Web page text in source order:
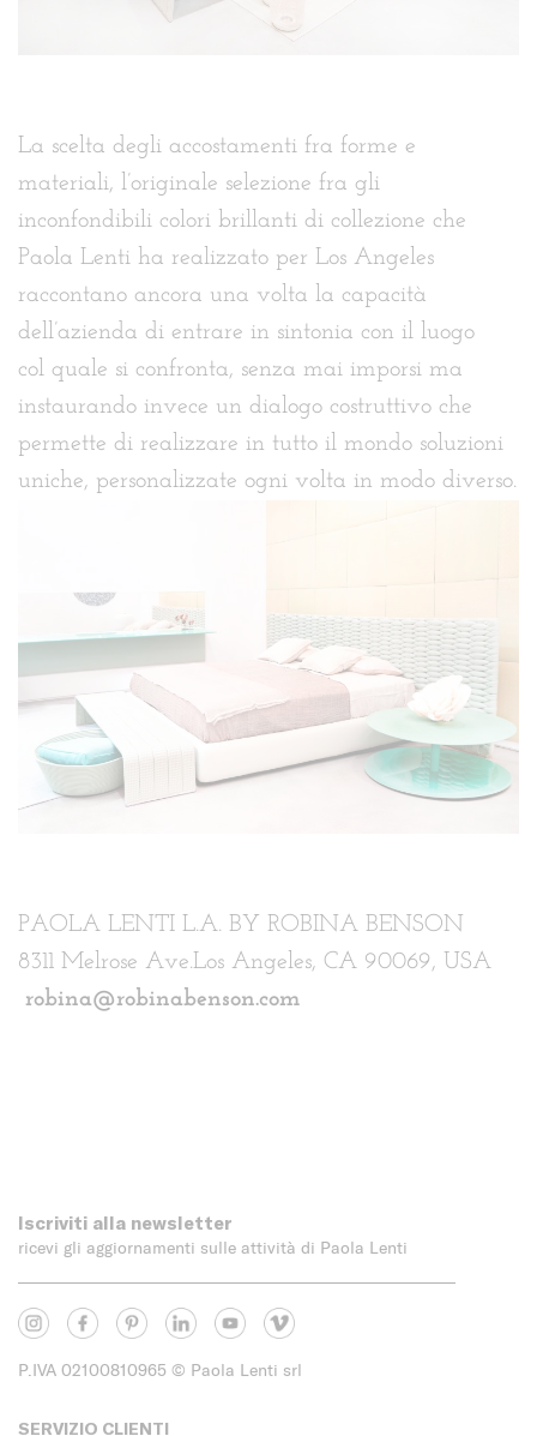
La scelta degli accostamenti fra forme e
materiali, l’originale selezione fra gli
inconfondibili colori brillanti di collezione che
Paola Lenti ha realizzato per Los Angeles
raccontano ancora una volta la capacità
dell’azienda di entrare in sintonia con il luogo
col quale si confronta, senza mai imporsi ma
instaurando invece un dialogo costruttivo che
permette di realizzare in tutto il mondo soluzioni
uniche, personalizzate ogni volta in modo diverso.
PAOLA LENTI L.A. BY ROBINA BENSON
8311 Melrose Ave.Los Angeles, CA 90069, USA
robina@robinabenson.com
Iscriviti alla newsletter
ricevi gli aggiornamenti sulle attività di Paola Lenti
P.IVA 02100810965 © Paola Lenti srl
SERVIZIO CLIENTI